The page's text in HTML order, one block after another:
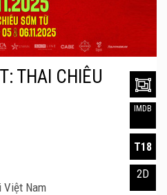
THAI CHIÊU
Việt Nam
IMDB
T18
2D